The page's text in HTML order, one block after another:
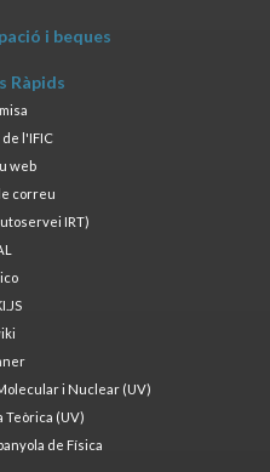
i beques
Ràpids
l'IFIC
web
correu
IRT)
i Nuclear (UV)
Teòrica (UV)
de Física